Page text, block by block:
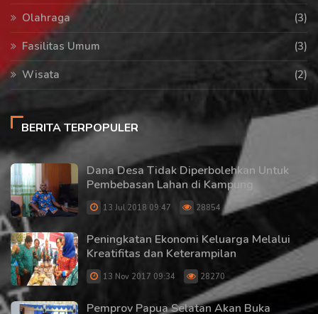
Olahraga
(3)
Fasilitas Umum
(3)
Wisata
(2)
BERITA TERPOPULER
Dana Desa Tidak Diperbolehkan Untuk
Pembebasan Lahan di Kampung
13 Jul 2018 09:47 28854
Peningkatan Ekonomi Keluarga Melalui
Kreatifitas dan Keterampilan
13 Nov 2017 09:34 28270
Pemprov Papua Selatan Akan Buka